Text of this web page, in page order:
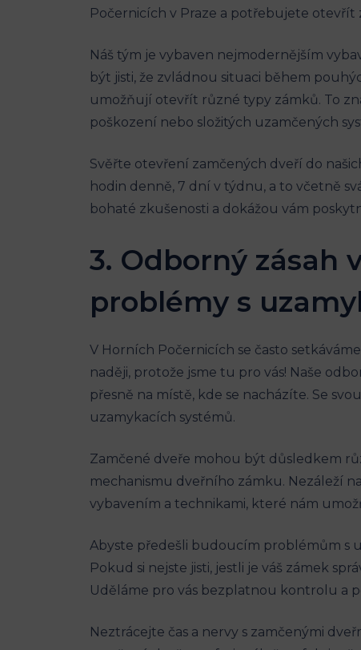
Počernicích v Praze a potřebujete
Náš tým je ‌vybaven nejmodernějším
být jisti, že zvládnou situaci během
umožňují otevřít ​různé typy ⁢zámků. To
poškození nebo složitých ⁤uzamčených
Svěřte otevření zamčených dveří do
hodin denně, 7 dní v týdnu, a to včetně
bohaté zkušenosti a dokážou vám
3. Odborný zásah
problémy s
V Horních Počernicích se často
naději, protože jsme tu pro‍ vás! Naše
⁣přesně na místě, ⁢kde se nacházíte. Se
uzamykacích systémů.
Zamčené dveře mohou být důsledkem
mechanismu dveřního zámku. Nezáleží
vybavením a technikami, které nám
Abyste předešli budoucím problémům s
Pokud si nejste jisti, jestli je váš zámek
Uděláme ‌pro vás bezplatnou kontrolu ⁤a
Neztrácejte čas a nervy s zamčenými